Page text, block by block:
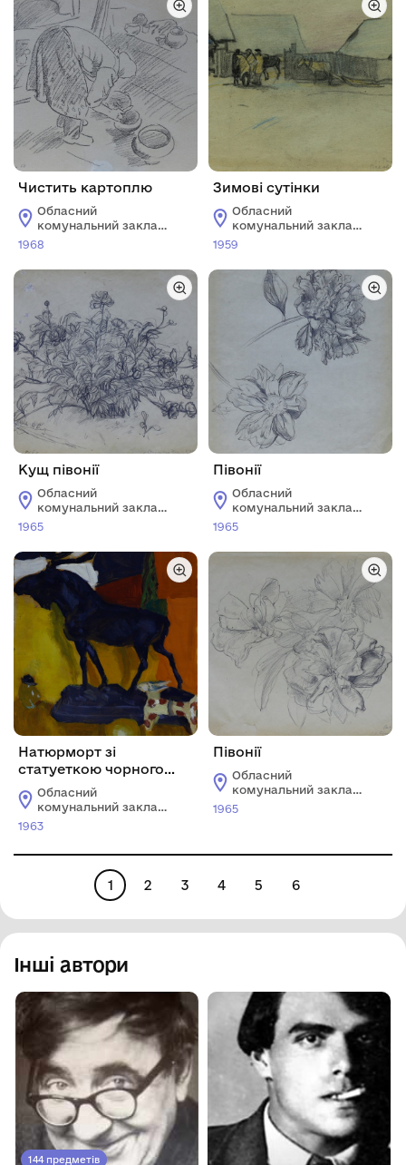
Чистить картоплю
Обласний
комунальний заклад
"Харківський
1968
Зимові сутінки
Обласний
комунальний заклад
"Харківський
1959
Кущ півонії
Обласний
комунальний заклад
"Харківський
1965
Півонії
Обласний
комунальний заклад
"Харківський
1965
Натюрморт зі
статуеткою чорного
лося
Обласний
комунальний заклад
"Харківський
1963
Півонії
Обласний
комунальний заклад
"Харківський
1965
1 2 3 4 5 6
Інші автори
144 предметів